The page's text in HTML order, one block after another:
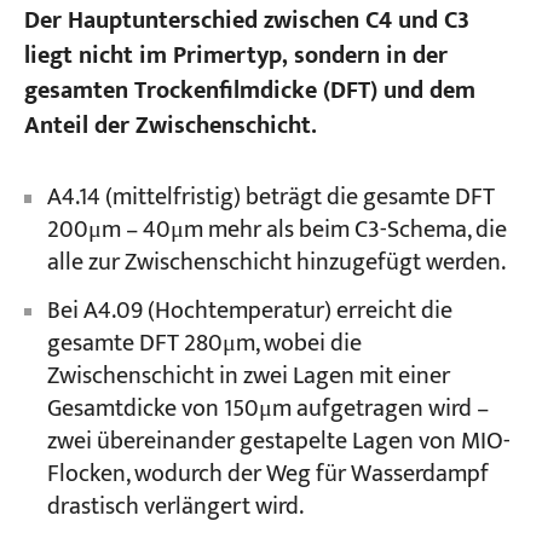
Der Hauptunterschied zwischen C4 und C3
liegt nicht im Primertyp, sondern in der
gesamten Trockenfilmdicke (DFT) und dem
Anteil der Zwischenschicht.
A4.14 (mittelfristig) beträgt die gesamte DFT
200μm – 40μm mehr als beim C3-Schema, die
alle zur Zwischenschicht hinzugefügt werden.
Bei A4.09 (Hochtemperatur) erreicht die
gesamte DFT 280μm, wobei die
Zwischenschicht in zwei Lagen mit einer
Gesamtdicke von 150μm aufgetragen wird –
zwei übereinander gestapelte Lagen von MIO-
Flocken, wodurch der Weg für Wasserdampf
drastisch verlängert wird.